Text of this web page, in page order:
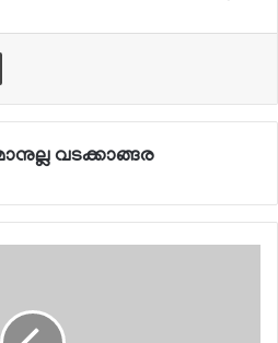
വടക്കാങ്ങര